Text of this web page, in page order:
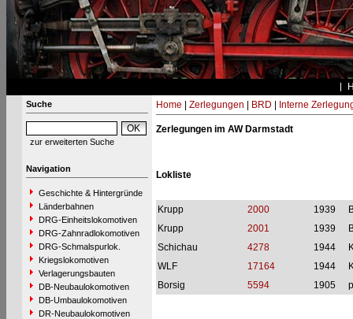
Suche
zur erweiterten Suche
Navigation
Geschichte & Hintergründe
Länderbahnen
DRG-Einheitslokomotiven
DRG-Zahnradlokomotiven
DRG-Schmalspurlok.
Kriegslokomotiven
Verlagerungsbauten
DB-Neubaulokomotiven
DB-Umbaulokomotiven
DR-Neubaulokomotiven
Home Zerlegungen BRD Interne
Zerlegungen im AW Darmstadt
Lokliste
Krupp 2000 1939
Krupp
2001 1939
Schichau
4278 1944
WLF
17164 1944
Borsig
5594 1905